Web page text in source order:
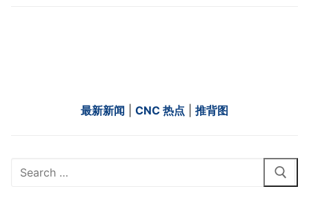
最新新闻 CNC 热点 推背图
Search